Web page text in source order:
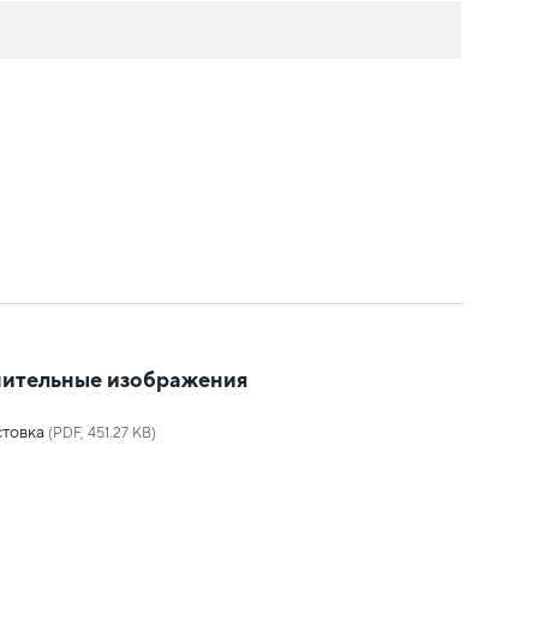
изображения
(PDF, 451.27 KB)